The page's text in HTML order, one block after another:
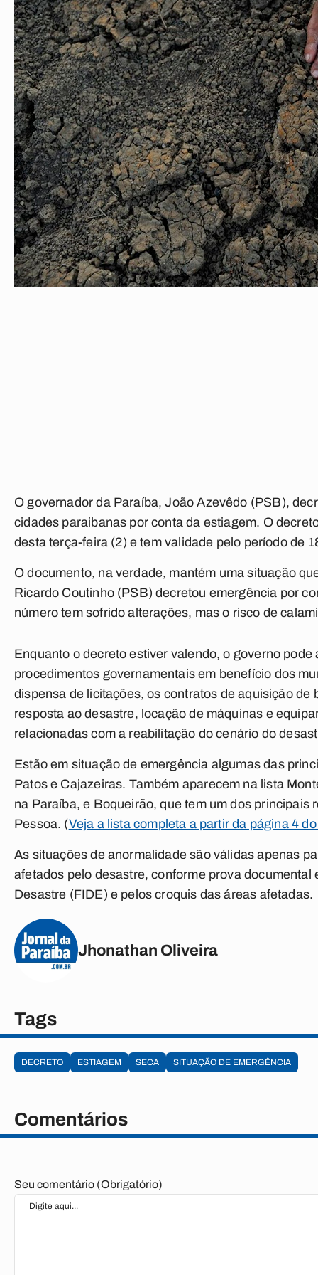
O governador da Paraíba, João Azevêdo (PSB),
cidades paraibanas por conta da estiagem. O
desta terça-feira (2) e tem validade pelo período de
O documento, na verdade, mantém uma situação
Ricardo Coutinho (PSB) decretou emergência por
número tem sofrido alterações, mas o risco de
Enquanto o decreto estiver valendo, o governo
procedimentos governamentais em benefício dos
dispensa de licitações, os contratos de aquisição
resposta ao desastre, locação de máquinas e
relacionadas com a reabilitação do cenário do
Estão em situação de emergência algumas das
Patos e Cajazeiras. Também aparecem na lista
na Paraíba, e Boqueirão, que tem um dos principais
Pessoa. (Veja a lista completa a partir da página 4
As situações de anormalidade são válidas apenas
afetados pelo desastre, conforme prova
Desastre (FIDE) e pelos croquis das áreas afetadas.
Jhonathan Oliveira
Tags
DECRETO ESTIAGEM SECA SITUAÇÃO DE EMERGÊNCIA
Comentários
Seu comentário (Obrigatório)